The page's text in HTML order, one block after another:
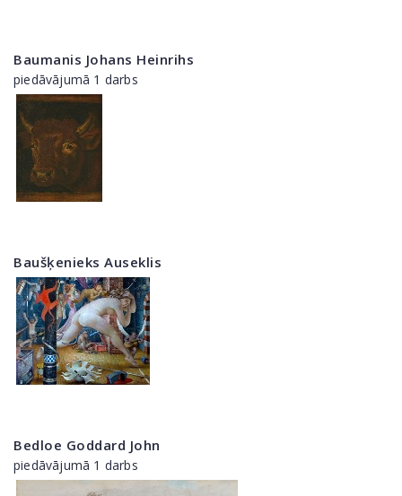
Baumanis Johans Heinrihs
piedāvājumā 1 darbs
Baušķenieks Auseklis
Bedloe Goddard John
piedāvājumā 1 darbs